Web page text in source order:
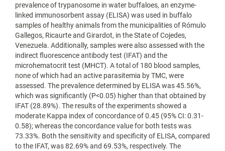
prevalence of trypanosome in water buffaloes, an enzyme-
linked immunosorbent assay (ELISA) was used in buffalo
samples of healthy animals from the municipalities of Rómulo
Gallegos, Ricaurte and Girardot, in the State of Cojedes,
Venezuela. Additionally, samples were also assessed with the
indirect fluorescence antibody test (IFAT) and the
microhematocrit test (MHCT). A total of 180 blood samples,
none of which had an active parasitemia by TMC, were
assessed. The prevalence determined by ELISA was 45.56%,
which was significantly (P<0.05) higher than that obtained by
IFAT (28.89%). The results of the experiments showed a
moderate Kappa index of concordance of 0.45 (95% CI: 0.31-
0.58); whereas the concordance value for both tests was
73.33%. Both the sensitivity and specificity of ELISA, compared
to the IFAT, was 82.69% and 69.53%, respectively. The